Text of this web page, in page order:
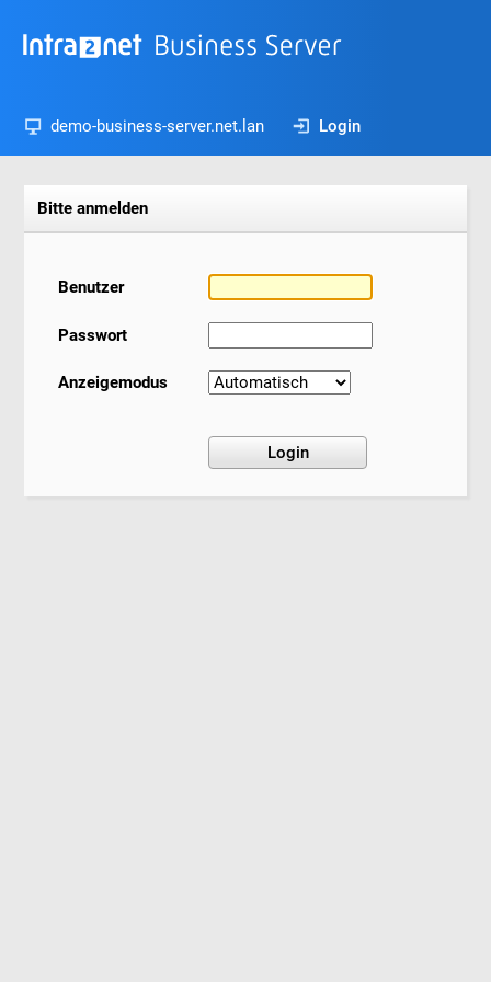
demo-business-server.net.lan Login
Bitte anmelden
Benutzer
Passwort
Anzeigemodus